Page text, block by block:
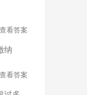
查看答案
纳
查看答案